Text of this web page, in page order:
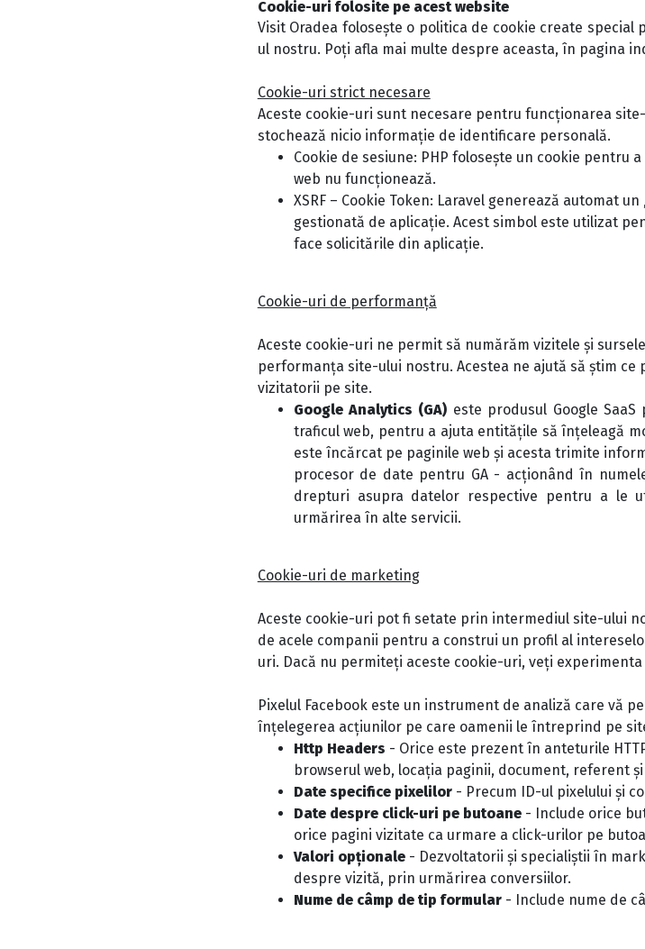
Cookie-uri folosite pe acest website
Visit Oradea folosește o politica de cookie create
ul nostru. Poți afla mai multe despre aceasta, în pagina
Cookie-uri strict necesare
Aceste cookie-uri sunt necesare pentru funcționarea
stochează nicio informație de identificare personală.
Cookie de sesiune: PHP folosește un cookie
web nu funcționează.
XSRF – Cookie Token: Laravel generează automat
gestionată de aplicație. Acest simbol este utilizat
face solicitările din aplicație.
Cookie-uri de performanță
Aceste cookie-uri ne permit să numărăm vizitele și
performanța site-ului nostru. Acestea ne ajută să știm ce
vizitatorii pe site.
Google Analytics (GA) este produsul Google
traficul web, pentru a ajuta entitățile să înțeleagă
este încărcat pe paginile web și acesta trimite
procesor de date pentru GA - acționând în
drepturi asupra datelor respective pentru a le
urmărirea în alte servicii.
Cookie-uri de marketing
Aceste cookie-uri pot fi setate prin intermediul site-ului
de acele companii pentru a construi un profil al
uri. Dacă nu permiteți aceste cookie-uri, veți
Pixelul Facebook este un instrument de analiză care vă
înțelegerea acțiunilor pe care oamenii le întreprind pe
Http Headers - Orice este prezent în anteturile
browserul web, locația paginii, document, referent
Date specifice pixelilor- Precum ID-ul pixelului și
Date despre click-uri pe butoane- Include orice
orice pagini vizitate ca urmare a click-urilor pe
Valori opționale- Dezvoltatorii și specialiștii în
despre vizită, prin urmărirea conversiilor.
Nume de câmp de tip formular- Include nume de